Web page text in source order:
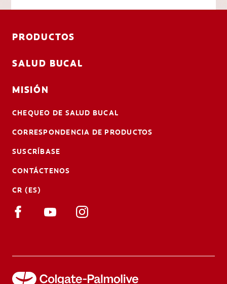
PRODUCTOS
SALUD BUCAL
MISIÓN
CHEQUEO DE SALUD BUCAL
CORRESPONDENCIA DE PRODUCTOS
SUSCRÍBASE
CONTÁCTENOS
CR (ES)